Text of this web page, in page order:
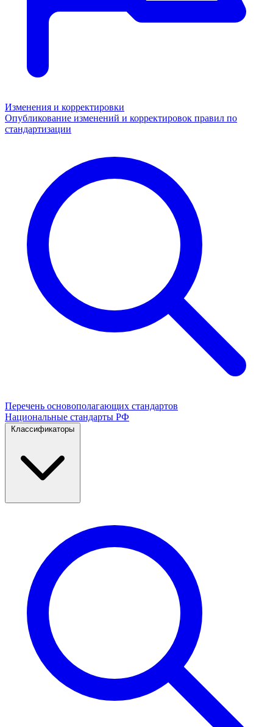
Изменения и корректировки
Опубликование изменений и корректировок правил по
стандартизации
Перечень основополагающих стандартов
Национальные стандарты РФ
Классификаторы